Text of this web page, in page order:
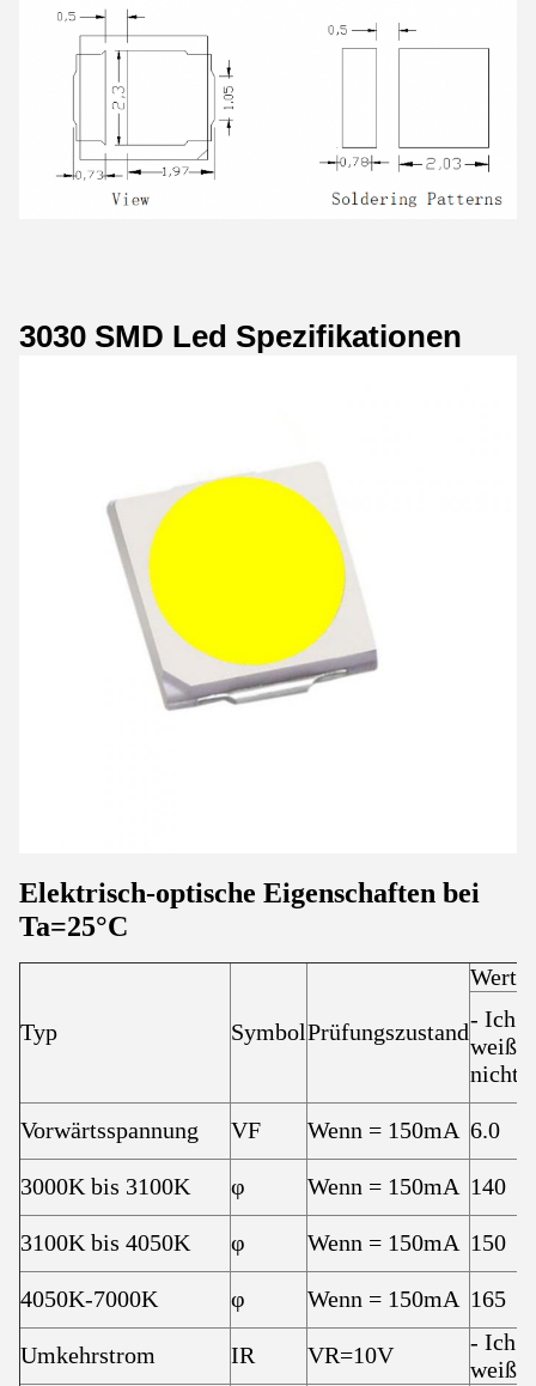
3030 SMD Led Spezifikationen
Elektrisch-optische Eigenschaften bei
Ta=25°C
Typ SymbolPrüfungszustand
Wert
- Ich
weiß
nicht.
Vorwärtsspannung VF Wenn = 150mA 6.0
3000K bis 3100K φ Wenn = 150mA 140
3100K bis 4050K φ Wenn = 150mA 150
4050K-7000K φ Wenn = 150mA 165
Umkehrstrom IR VR=10V
- Ich
weiß.